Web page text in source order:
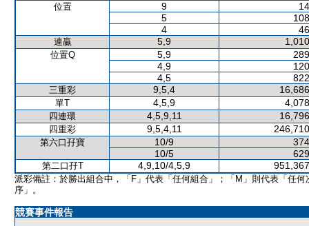
位置 9
5
4
連贏 5,9
位置Q 5,9
4,9
4,5
三重彩 9,5,4
單T 4,5,9
四連環 4,5,9,11
四重彩 9,5,4,11
第六口孖寶 10/9
10/5
第二口孖T 4,9,10/4,5,9
派彩備註：於勝出組合中，「F」代表「任何組合」；「M」則代表「任何
序」。
競賽事件報告